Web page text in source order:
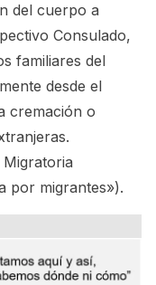
del cuerpo a
Consulado,
familiares del
desde el
cremación o
Migratoria
por migrantes»).